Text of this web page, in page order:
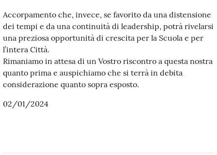
Accorpamento che, invece, se favorito da una distensione
dei tempi e da una continuità di leadership, potrà rivelarsi
una preziosa opportunità di crescita per la Scuola e per
l’intera Città.
Rimaniamo in attesa di un Vostro riscontro a questa nostra
quanto prima e auspichiamo che si terrà in debita
considerazione quanto sopra esposto.
02/01/2024